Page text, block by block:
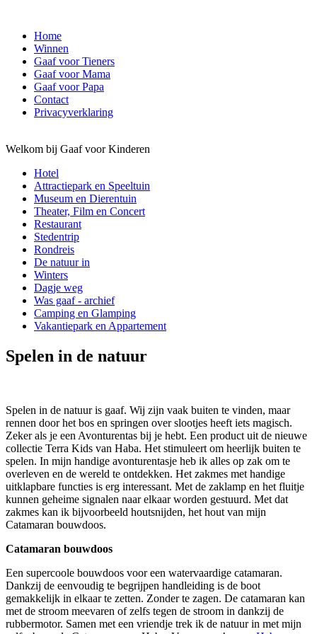
Home
Winnen
Gaaf voor Tieners
Gaaf voor Mama
Gaaf voor Papa
Contact
Privacyverklaring
Welkom bij Gaaf voor Kinderen
Hotel
Attractiepark en Speeltuin
Museum en Dierentuin
Theater, Film en Concert
Restaurant
Stedentrip
Rondreis
De natuur in
Winters
Dagje weg
Was gaaf - archief
Camping en Glamping
Vakantiepark en Appartement
Spelen in de natuur
Spelen in de natuur is gaaf. Wij zijn vaak buiten te vinden, maar
rennen door het bos en springen over slootjes heeft iets magisch.
Zeker als je een Avonturentas bij je hebt. Een product uit de nieuwe
collectie Terra Kids van Haba. Het stimuleert om heerlijk buiten te
spelen. In mijn handige avonturentasje heb ik alles op zak om te
overleven en de wereld te ontdekken. Het zakmes met handige
uitklapbare functies is erg interessant. Met de zaklamp en het fluitje
kunnen geheime signalen naar elkaar worden gestuurd. Met dat
zakmes kan ik bijvoorbeeld houtsnijden, het hout van mijn
Catamaran bouwdoos.
Catamaran bouwdoos
Een supercoole bouwdoos voor een watervaardige catamaran.
Dankzij de eenvoudig te begrijpen handleiding is de boot
gemakkelijk in elkaar te zetten. Zonder te zagen. De catamaran kan
met de stroom meevaren of zelfs tegen de stroom in dankzij de
rubbermotor. Samen met een vriendje trek ik de natuur in met mijn